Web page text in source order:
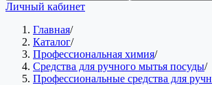
Личный кабинет
Главная/
Каталог/
Профессиональная химия/
Средства для ручного мытья посуды/
Профессиональные средства для